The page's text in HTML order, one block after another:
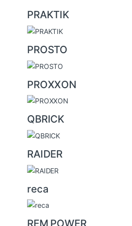
PRAKTIK
PROSTO
PROXXON
QBRICK
RAIDER
reca
REM POWER